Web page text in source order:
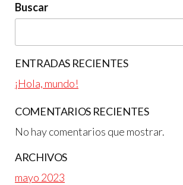
Buscar
ENTRADAS RECIENTES
¡Hola, mundo!
COMENTARIOS RECIENTES
No hay comentarios que mostrar.
ARCHIVOS
mayo 2023